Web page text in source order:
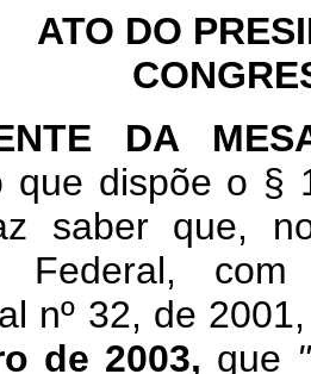
ATO DO
DA
que dispõe o §
saber que,
Federal,
nº 32, de
de 2003, que